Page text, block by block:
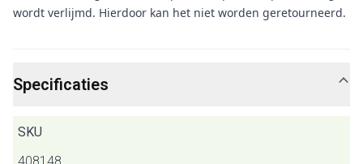
wordt verlijmd. Hierdoor kan het niet worden geretourneerd.
Specificaties
SKU